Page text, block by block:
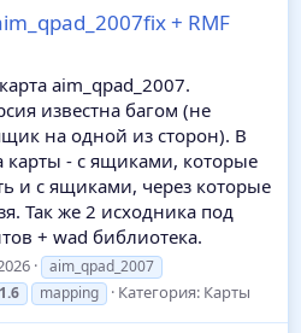
+ RMF
aim_qpad_2007.
известна багом (не
на одной из сторон). В
карты - с ящиками, которые
и с ящиками, через которые
Так же 2 исходника под
+ wad библиотека.
aim_qpad_2007
mapping Категория: Карты